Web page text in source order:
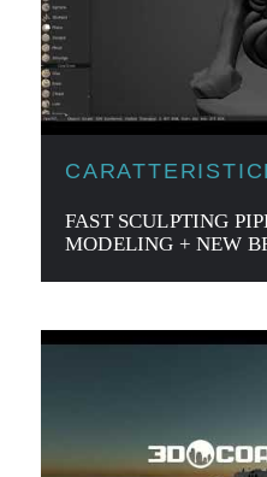
FAST SCULPTING
MODELING + NEW